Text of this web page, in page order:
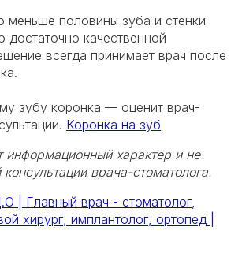
меньше половины зуба и стенки
достаточно качественной
всегда принимает врач после
зубу коронка — оценит врач-
Коронка на зуб
информационный характер и не
врача-стоматолога.
| Главный врач - стоматолог,
хирург, имплантолог, ортопед |